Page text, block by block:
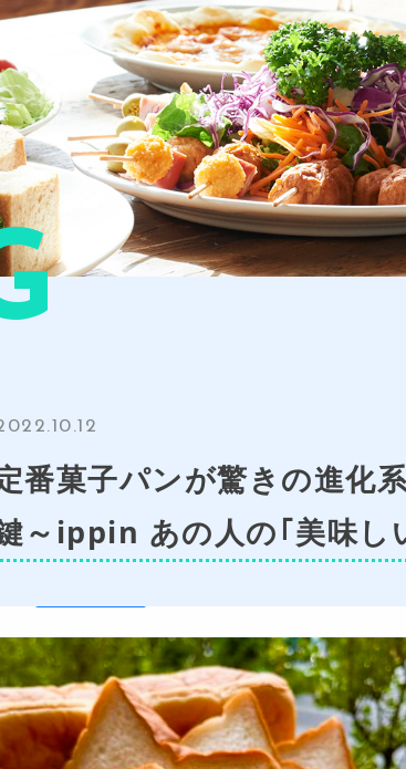
番菓子パンが驚きの進化
～ippin あの人の｢美味し